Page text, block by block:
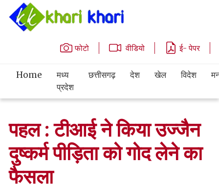
फोटो वीडियो ई- पेपर
Home
मध्य
प्रदेश
छत्तीसगढ़ देश खेल विदेश
पहल : टीआई ने किया उज्जैन
दुष्कर्म पीड़िता को गोद लेने का
फैसला